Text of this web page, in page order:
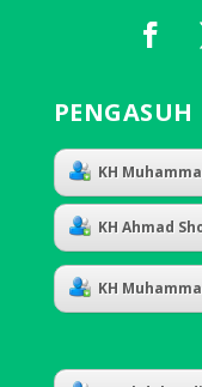
PENGASUH
KH
KH Ahmad
KH